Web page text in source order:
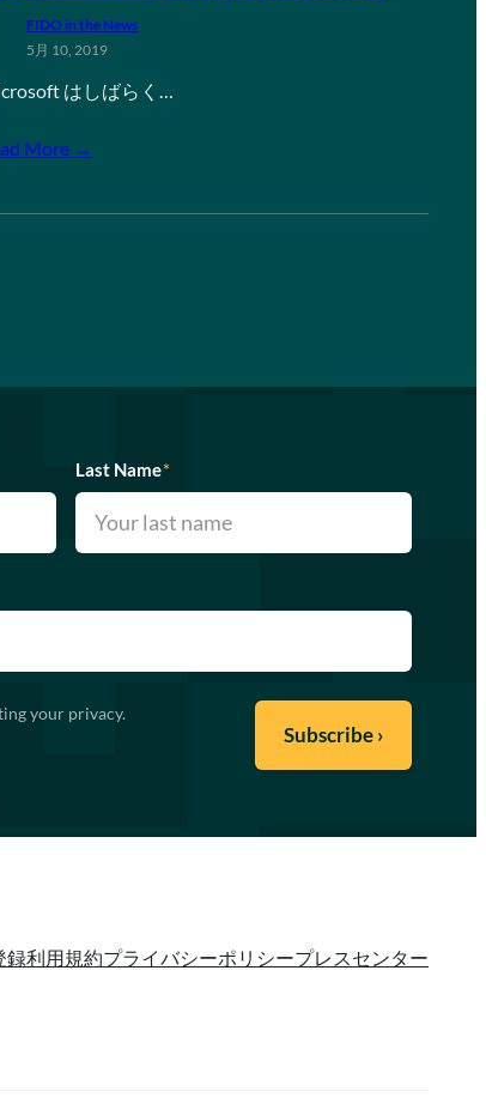
FIDO in the News
5月 10, 2019
はしばらく…
More →
Last Name*
your privacy.
録利用規約プライバシーポリシープレスセンター